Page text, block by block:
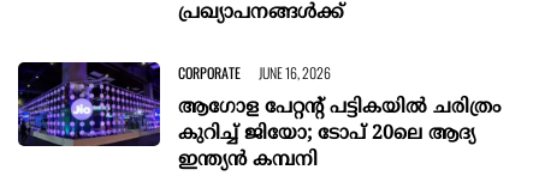
പ്രഖ്യാപനങ്ങള്‍ക്ക്
CORPORATE JUNE 16, 2026
ആഗോള പേറ്റന്‍റ് പട്ടികയിൽ ചരിത്രം
കുറിച്ച് ജിയോ; ടോപ് 20ലെ ആദ്യ
ഇന്ത്യൻ കമ്പനി